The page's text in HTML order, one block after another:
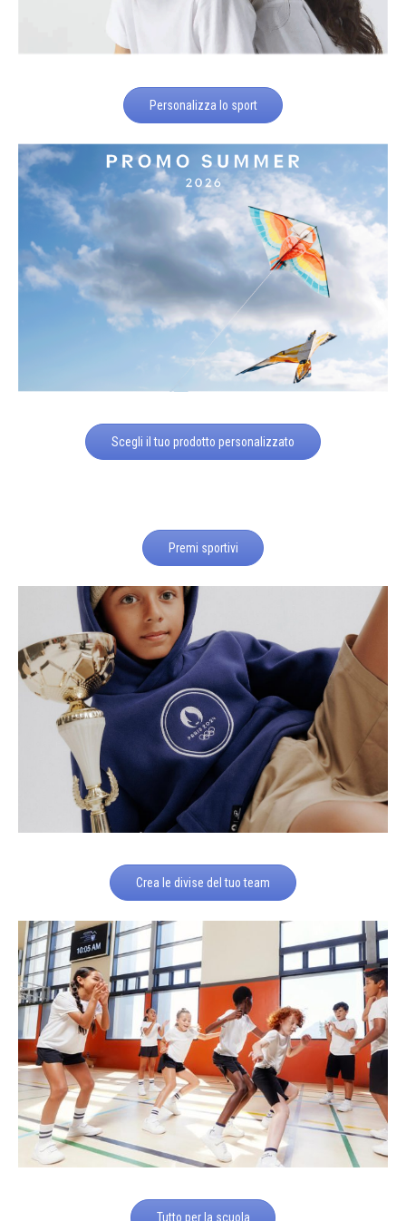
Personalizza lo sport
Scegli il tuo prodotto personalizzato
Premi sportivi
Crea le divise del tuo team
Tutto per la scuola